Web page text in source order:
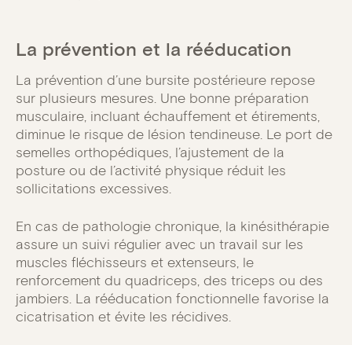
La prévention et la rééducation
La prévention d’une bursite postérieure repose
sur plusieurs mesures. Une bonne préparation
musculaire, incluant échauffement et étirements,
diminue le risque de lésion tendineuse. Le port de
semelles orthopédiques, l’ajustement de la
posture ou de l’activité physique réduit les
sollicitations excessives.
En cas de pathologie chronique, la kinésithérapie
assure un suivi régulier avec un travail sur les
muscles fléchisseurs et extenseurs, le
renforcement du quadriceps, des triceps ou des
jambiers. La rééducation fonctionnelle favorise la
cicatrisation et évite les récidives.